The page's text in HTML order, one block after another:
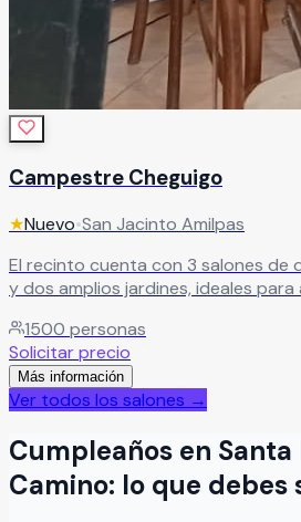
Campestre Cheguigo
★Nuevo•San Jacinto Amilpas
El recinto cuenta con 3 salones de
y dos amplios jardines, ideales
cocina para servicio de catering y
brindando todas las facilidades
evento bien organizado y sin
1500 personas
Solicitar precio
Más información
Ver todos los salones →
Cumpleaños en
Camino: lo que debes